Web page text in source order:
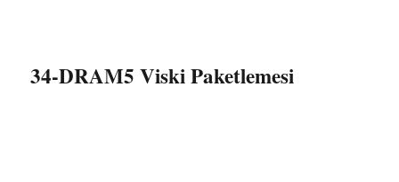
34-DRAM5 Viski Paketlemesi